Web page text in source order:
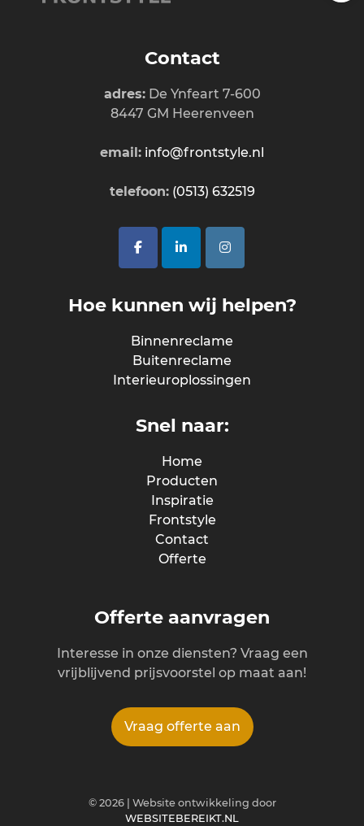
Contact
adres:De Ynfeart 7-600
8447 GM Heerenveen
email: info@frontstyle.nl
telefoon: (0513) 632519
Hoe kunnen wij helpen?
Binnenreclame
Buitenreclame
Interieuroplossingen
Snel naar:
Home
Producten
Inspiratie
Frontstyle
Contact
Offerte
Offerte aanvragen
Interesse in onze diensten? Vraag een
vrijblijvend prijsvoorstel op maat aan!
Vraag offerte aan
© 2026| Website ontwikkeling door
WEBSITEBEREIKT.NL